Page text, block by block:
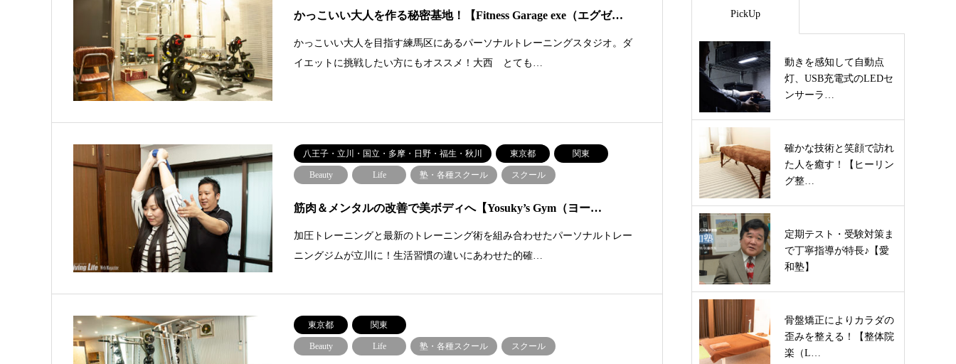
かっこいい大人を作る秘密基地！【Fitness Garage exe（エグゼ…
かっこいい大人を目指す練馬区にあるパーソナルトレーニングスタジオ。ダ
イエットに挑戦したい方にもオススメ！大西 とても…
八王子・立川・国立・多摩・日野・福生・秋川 東京都 関東
Beauty Life 塾・各種スクール スクール
筋肉＆メンタルの改善で美ボディへ【Yosuky’s Gym（ヨー…
加圧トレーニングと最新のトレーニング術を組み合わせたパーソナルトレー
ニングジムが立川に！生活習慣の違いにあわせた的確…
東京都 関東
Beauty Life 塾・各種スクール スクール
PickUp
動きを感知して自動点
灯、USB充電式のLEDセ
ンサーラ…
確かな技術と笑顔で訪れ
た人を癒す！【ヒーリン
グ整…
定期テスト・受験対策ま
で丁寧指導が特長♪【愛
和塾】
骨盤矯正によりカラダの
歪みを整える！【整体院
楽（L…